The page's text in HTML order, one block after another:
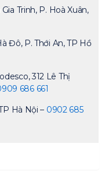
Trinh, P. Hoà Xuân,
Đô, P. Thới An, TP Hồ
312 Lê Thị
686 661
Hà Nội – 0902 685